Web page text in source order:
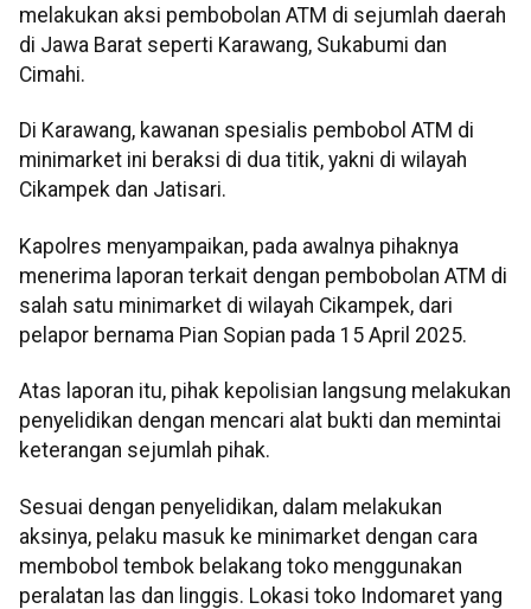
melakukan aksi pembobolan ATM di sejumlah daerah
di Jawa Barat seperti Karawang, Sukabumi dan
Cimahi.
Di Karawang, kawanan spesialis pembobol ATM di
minimarket ini beraksi di dua titik, yakni di wilayah
Cikampek dan Jatisari.
Kapolres menyampaikan, pada awalnya pihaknya
menerima laporan terkait dengan pembobolan ATM di
salah satu minimarket di wilayah Cikampek, dari
pelapor bernama Pian Sopian pada 15 April 2025.
Atas laporan itu, pihak kepolisian langsung melakukan
penyelidikan dengan mencari alat bukti dan memintai
keterangan sejumlah pihak.
Sesuai dengan penyelidikan, dalam melakukan
aksinya, pelaku masuk ke minimarket dengan cara
membobol tembok belakang toko menggunakan
peralatan las dan linggis. Lokasi toko Indomaret yang